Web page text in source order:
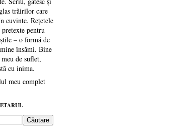
trăirilor care
cuvinte. Rețetele
pretexte pentru
– o formă de
însămi. Bine
de suflet,
cu inima.
meu complet